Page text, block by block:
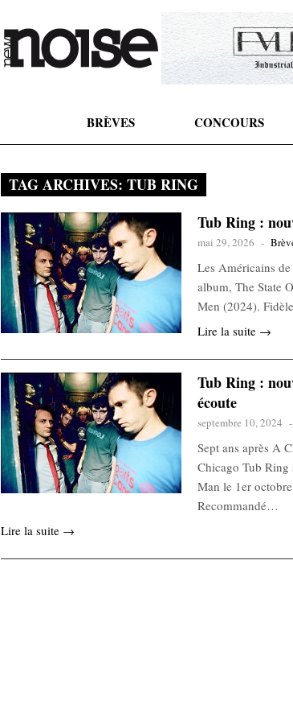
BRÈVES CONCOURS
TAG ARCHIVES: TUB RING
Tub Ring :
mai 29, 2026 -
Les Américains
album, The State
Men (2024).
Lire la suite →
Tub Ring :
écoute
septembre 10, 2024 -
Sept ans après A
Chicago Tub
Man le 1er
Recommandé…
Lire la suite →